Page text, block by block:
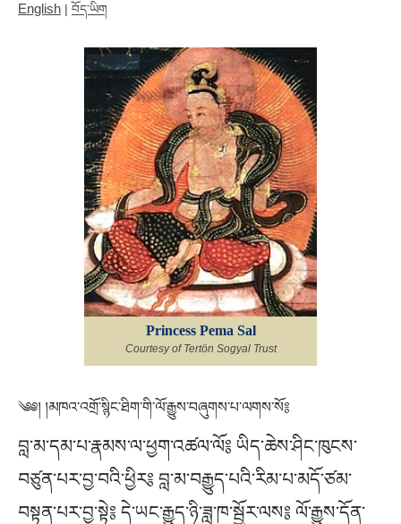
English | བོད་ཡིག
Princess Pema Sal
Courtesy of Tertön Sogyal Trust
༄༅། །མཁའ་འགྲོ་སྙིང་ཐིག་གི་ལོ་རྒྱུས་བཞུགས་པ་ལགས་སོ༔
བླ་མ་དམ་པ་རྣམས་ལ་ཕྱག་འཚལ་ལོ༔ ཡིད་ཆེས་ཤིང་ཁུངས་
བཙུན་པར་བྱ་བའི་ཕྱིར༔ བླ་མ་བརྒྱུད་པའི་རིམ་པ་མདོ་ཙམ་
བསྟན་པར་བྱ་སྟེ༔ དེ་ཡང་རྒྱུད་ཉི་ཟླ་ཁ་སྦྱོར་ལས༔ ལོ་རྒྱུས་དོན་